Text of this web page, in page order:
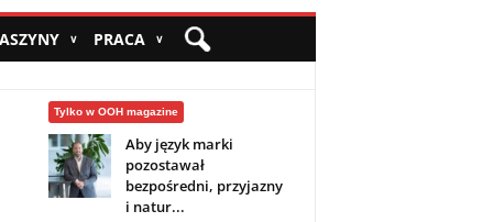
∨ PRACA ∨
Tylko w OOH magazine
Aby język marki
pozostawał
bezpośredni, przyjazny
i natur...